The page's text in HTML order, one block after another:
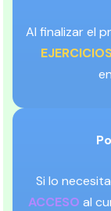
Al finalizar el
EJERCICIOS
Si lo
ACCESO al